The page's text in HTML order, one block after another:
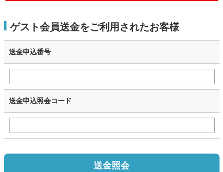
ゲスト会員送金をご利用されたお客様
送金申込番号
送金申込照会コード
送金照会